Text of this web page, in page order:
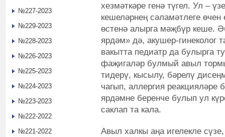
хезмәткәре генә түгел. Ул –
кешеләрнең сәламәтлеге
өстенә алырга мәҗбүр кеше.
ярдәм» дә, акушер-гинеколог
вакытта педиатр да булырга
фаҗигаләр булмый авыл
тидерү, кысылу, бәрелү
чагып, аллергия
ярдәмне беренче булып ул
саклап та кала.
Авыл халкы аңа игелекле
№227-2023
№229-2023
№228-2023
№226-2023
№225-2023
№224-2023
№223-2023
№222-2022
№221-2022